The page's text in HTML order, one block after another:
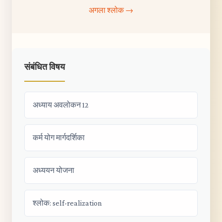
अगला श्लोक →
संबंधित विषय
अध्याय अवलोकन 12
कर्म योग मार्गदर्शिका
अध्ययन योजना
श्लोक: self-realization